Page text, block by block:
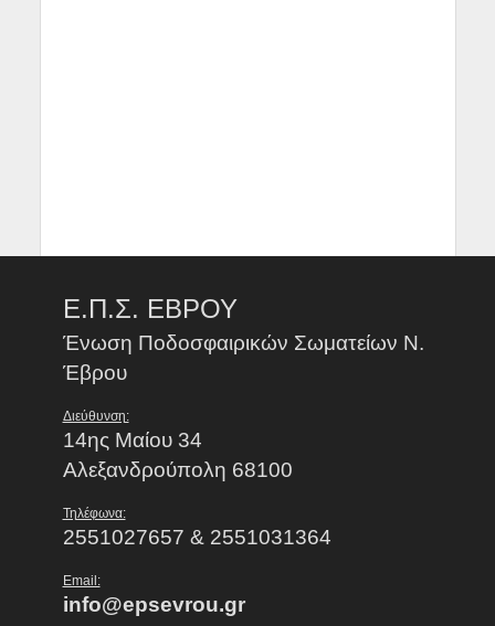
Ε.Π.Σ. ΕΒΡΟΥ
Ένωση Ποδοσφαιρικών Σωματείων Ν.
Έβρου
Διεύθυνση:
14ης Μαίου 34
Αλεξανδρούπολη 68100
Τηλέφωνα:
2551027657 & 2551031364
Email:
info@epsevrou.gr